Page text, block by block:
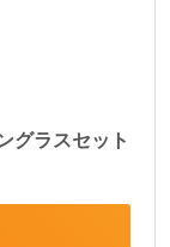
グラスセット